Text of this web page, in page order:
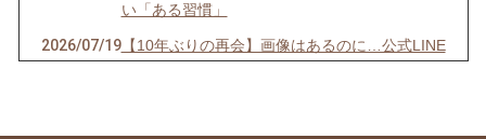
い「ある習慣」
2026/07/19【10年ぶりの再会】画像はあるのに…公式LINE